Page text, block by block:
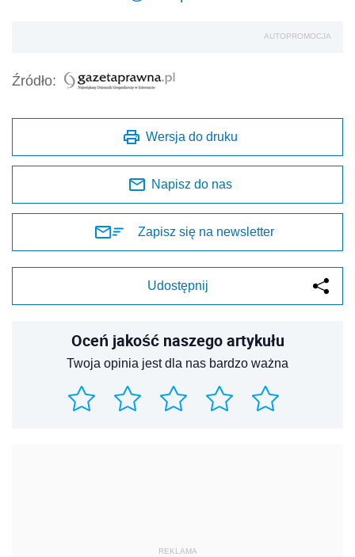
AUTOPROMOCJA
Źródło:
Wersja do druku
Napisz do nas
Zapisz się na newsletter
Udostępnij
Oceń jakość naszego artykułu
Twoja opinia jest dla nas bardzo ważna
REKLAMA